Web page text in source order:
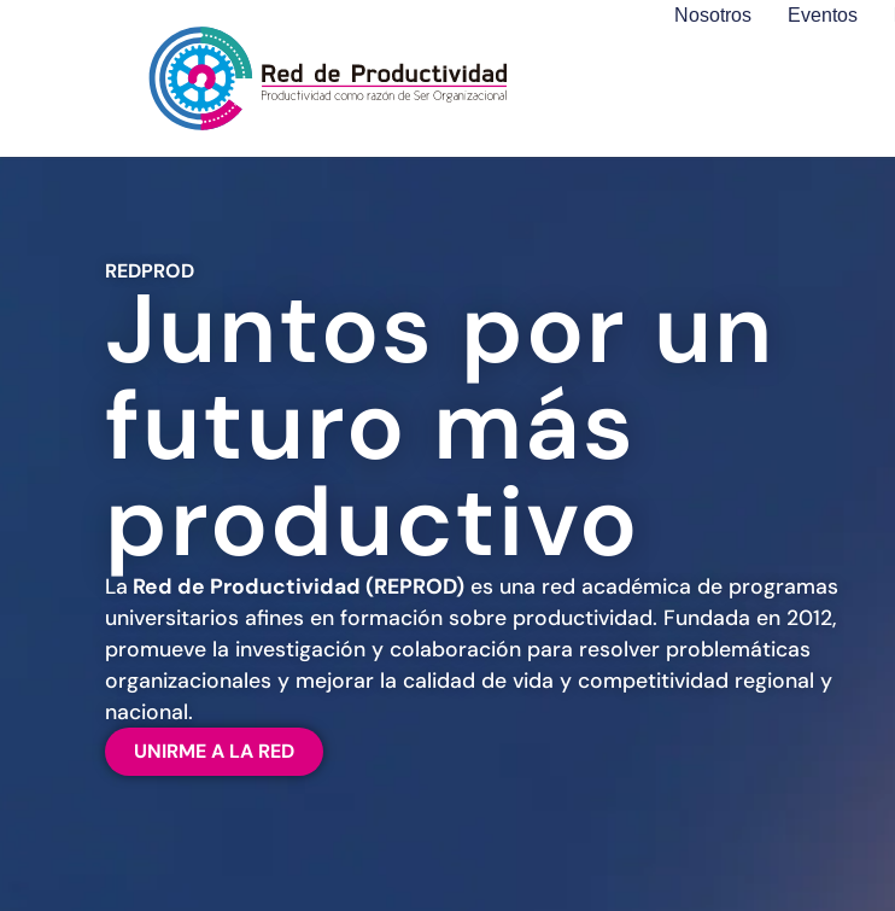
Nosotros Eventos
REDPROD
Juntos por un
futuro más
productivo
La Red de Productividad (REPROD) es una red académica de programas
universitarios afines en formación sobre productividad. Fundada en 2012,
promueve la investigación y colaboración para resolver problemáticas
organizacionales y mejorar la calidad de vida y competitividad regional y
nacional.
UNIRME A LA RED